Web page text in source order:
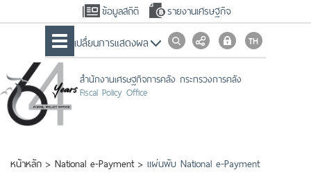
ข้อมูลสถิติ รายงานเศรษฐกิจ
เปลื่ยนการแสดงผล
สำนักงานเศรษฐกิจการคลัง กระทรวงการคลัง
Fiscal Policy Office
หน้าหลัก > National e-Payment> แผ่นพับ National e-Payment